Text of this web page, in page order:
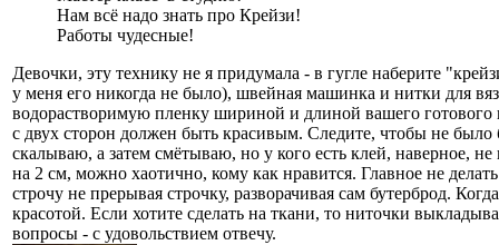
Нам всё надо знать про Крейзи!
Работы чудесные!
Девочки, эту технику не я придумала - в гугле наберите
у меня его никогда не было), швейная машинка и нитки для
водорастворимую пленку шириной и длиной вашего
с двух сторон должен быть красивым. Следите, чтобы не
скалываю, а затем смётываю, но у кого есть клей, наверное,
на 2 см, можно хаотично, кому как нравится. Главное не
строчу не прерывая строчку, разворачивая сам бутерброд.
красотой. Если хотите сделать на ткани, то ниточки
вопросы - с удовольствием отвечу.